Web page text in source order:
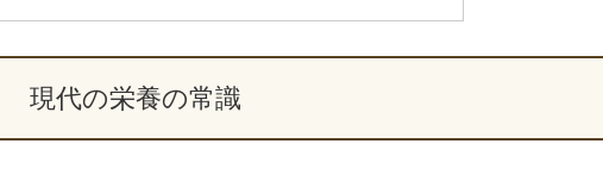
現代の栄養の常識